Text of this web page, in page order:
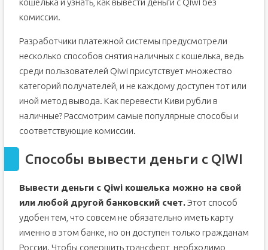
кошелька и узнать, как вывести деньги с Qiwi без
комиссии.
Разработчики платежной системы предусмотрели
несколько способов снятия наличных с кошелька, ведь
среди пользователей Qiwi присутствует множество
категорий получателей, и не каждому доступен тот или
иной метод вывода. Как перевести Киви рубли в
наличные? Рассмотрим самые популярные способы и
соответствующие комиссии.
Способы вывести деньги с QIWI
Вывести деньги с Qiwi кошелька можно на свой
или любой другой банковский счет.Этот способ
удобен тем, что совсем не обязательно иметь карту
именно в этом банке, но он доступен только гражданам
России. Чтобы совершить трансферт, необходимо